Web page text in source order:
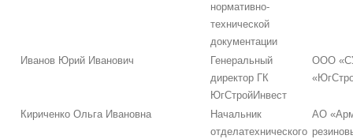
нормативно-
технической
документации
Иванов Юрий Иванович
Генеральный
директор ГК
ЮгСтройИнвест
ООО
Кириченко Ольга Ивановна
Начальник
отделатехнического
АО